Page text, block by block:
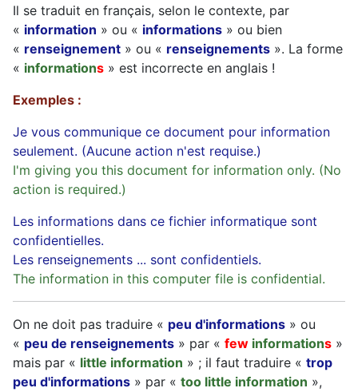
Il se traduit en français, selon le contexte, par
« information » ou « informations » ou bien
« renseignement » ou « renseignements ». La forme
« informations » est incorrecte en anglais !
Exemples :
Je vous communique ce document pour information
seulement. (Aucune action n'est requise.)
I'm giving you this document for information only. (No
action is required.)
Les informations dans ce fichier informatique sont
confidentielles.
Les renseignements ... sont confidentiels.
The information in this computer file is confidential.
On ne doit pas traduire « peu d'informations » ou
« peu de renseignements » par « few informations »
mais par « little information » ; il faut traduire « trop
peu d'informations » par « too little information »,